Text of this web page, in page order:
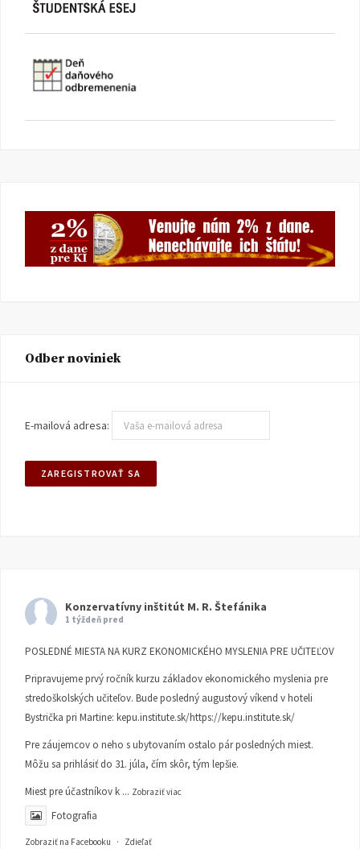
Odber noviniek
E-mailová adresa:
Konzervatívny inštitút M. R. Štefánika
1 týždeň pred
POSLEDNÉ MIESTA NA KURZ EKONOMICKÉHO MYSLENIA PRE UČITEĽOV
Pripravujeme prvý ročník kurzu základov ekonomického myslenia pre
stredoškolských učiteľov. Bude posledný augustový víkend v hoteli
Bystrička pri Martine: kepu.institute.sk/https://kepu.institute.sk/
Pre záujemcov o neho s ubytovaním ostalo pár posledných miest.
Môžu sa prihlásiť do 31. júla, čím skôr, tým lepšie.
Miest pre účastníkov k ... Zobraziť viac
Fotografia
Zobraziť na Facebooku · Zdieľať